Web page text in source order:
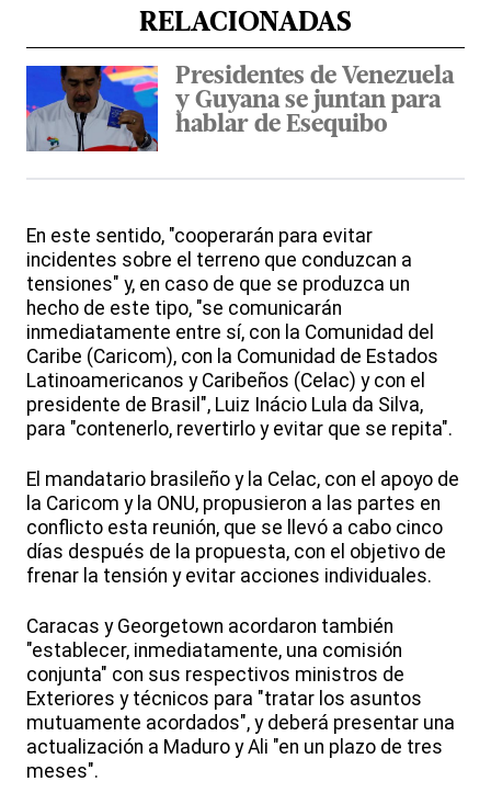
RELACIONADAS
Presidentes de Venezuela
y Guyana se juntan para
hablar de Esequibo
En este sentido, "cooperarán para evitar
incidentes sobre el terreno que conduzcan a
tensiones" y, en caso de que se produzca un
hecho de este tipo, "se comunicarán
inmediatamente entre sí, con la Comunidad del
Caribe (Caricom), con la Comunidad de Estados
Latinoamericanos y Caribeños (Celac) y con el
presidente de Brasil", Luiz Inácio Lula da Silva,
para "contenerlo, revertirlo y evitar que se repita".
El mandatario brasileño y la Celac, con el apoyo de
la Caricom y la ONU, propusieron a las partes en
conflicto esta reunión, que se llevó a cabo cinco
días después de la propuesta, con el objetivo de
frenar la tensión y evitar acciones individuales.
Caracas y Georgetown acordaron también
"establecer, inmediatamente, una comisión
conjunta" con sus respectivos ministros de
Exteriores y técnicos para "tratar los asuntos
mutuamente acordados", y deberá presentar una
actualización a Maduro y Ali "en un plazo de tres
meses".